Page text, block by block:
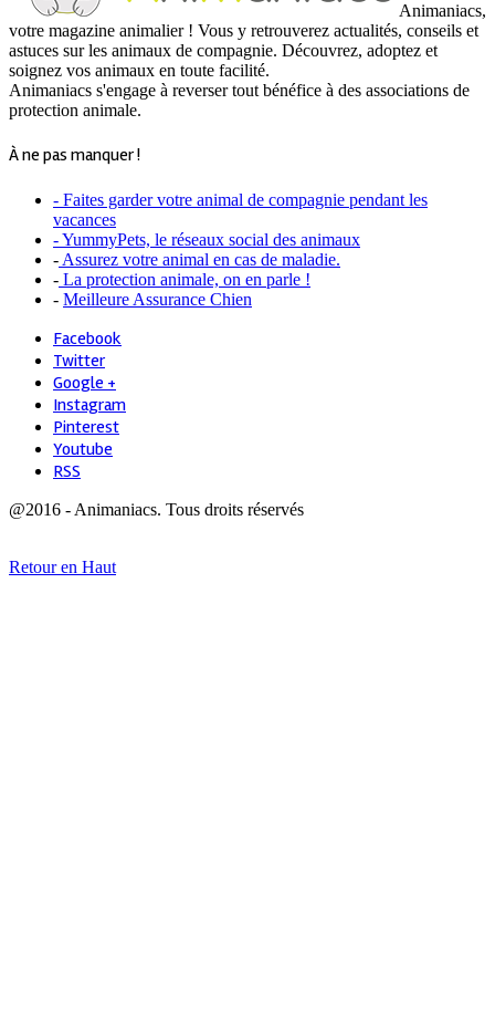
Animaniacs,
votre magazine animalier ! Vous y retrouverez actualités, conseils et
astuces sur les animaux de compagnie. Découvrez, adoptez et
soignez vos animaux en toute facilité.
Animaniacs s'engage à reverser tout bénéfice à des associations de
protection animale.
À ne pas manquer !
- Faites garder votre animal de compagnie pendant les
vacances
- YummyPets, le réseaux social des animaux
- Assurez votre animal en cas de maladie.
- La protection animale, on en parle !
- Meilleure Assurance Chien
Facebook
Twitter
Google +
Instagram
Pinterest
Youtube
RSS
@2016 - Animaniacs. Tous droits réservés
Retour en Haut